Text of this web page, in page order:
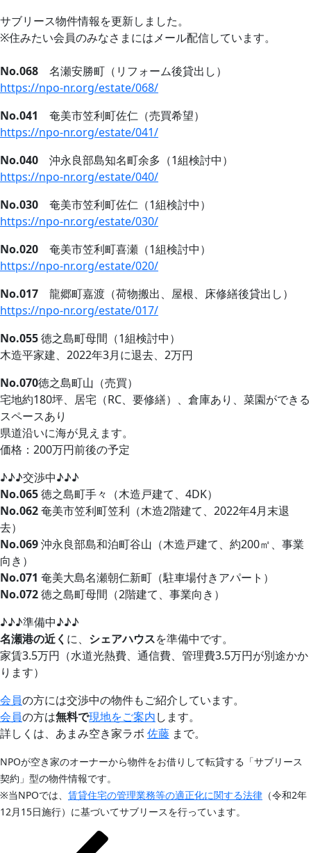
サブリース物件情報を更新しました。
※住みたい会員のみなさまにはメール配信しています。
No.068 名瀬安勝町（リフォーム後貸出し）
https://npo-nr.org/estate/068/
No.041 奄美市笠利町佐仁（売買希望）
https://npo-nr.org/estate/041/
No.040 沖永良部島知名町余多（1組検討中）
https://npo-nr.org/estate/040/
No.030 奄美市笠利町佐仁（1組検討中）
https://npo-nr.org/estate/030/
No.020 奄美市笠利町喜瀬（1組検討中）
https://npo-nr.org/estate/020/
No.017 龍郷町嘉渡（荷物搬出、屋根、床修繕後貸出し）
https://npo-nr.org/estate/017/
No.055徳之島町母間（1組検討中）
木造平家建、2022年3月に退去、2万円
No.070徳之島町山（売買）
宅地約180坪、居宅（RC、要修繕）、倉庫あり、菜園ができる
スペースあり
県道沿いに海が見えます。
価格：200万円前後の予定
♪♪♪交渉中♪♪♪
No.065徳之島町手々（木造戸建て、4DK）
No.062奄美市笠利町笠利（木造2階建て、2022年4月末退
去）
No.069沖永良部島和泊町谷山（木造戸建て、約200㎡、事業
向き）
No.071 奄美大島名瀬朝仁新町（駐車場付きアパート）
No.072徳之島町母間（2階建て、事業向き）
♪♪♪準備中♪♪♪
名瀬港の近く に、 シェアハウスを準備中です。
家賃3.5万円（水道光熱費、通信費、管理費3.5万円が別途かか
ります）
会員の方には交渉中の物件もご紹介しています。
会員の方は無料で現地をご案内します。
詳しくは、あまみ空き家ラボ 佐藤 まで。
NPOが空き家のオーナーから物件をお借りして転貸する「サブリース
契約」型の物件情報です。
※当NPOでは、 賃貸住宅の管理業務等の適正化に関する法律 （令和2年
12月15日施行）に基づいてサブリースを行っています。